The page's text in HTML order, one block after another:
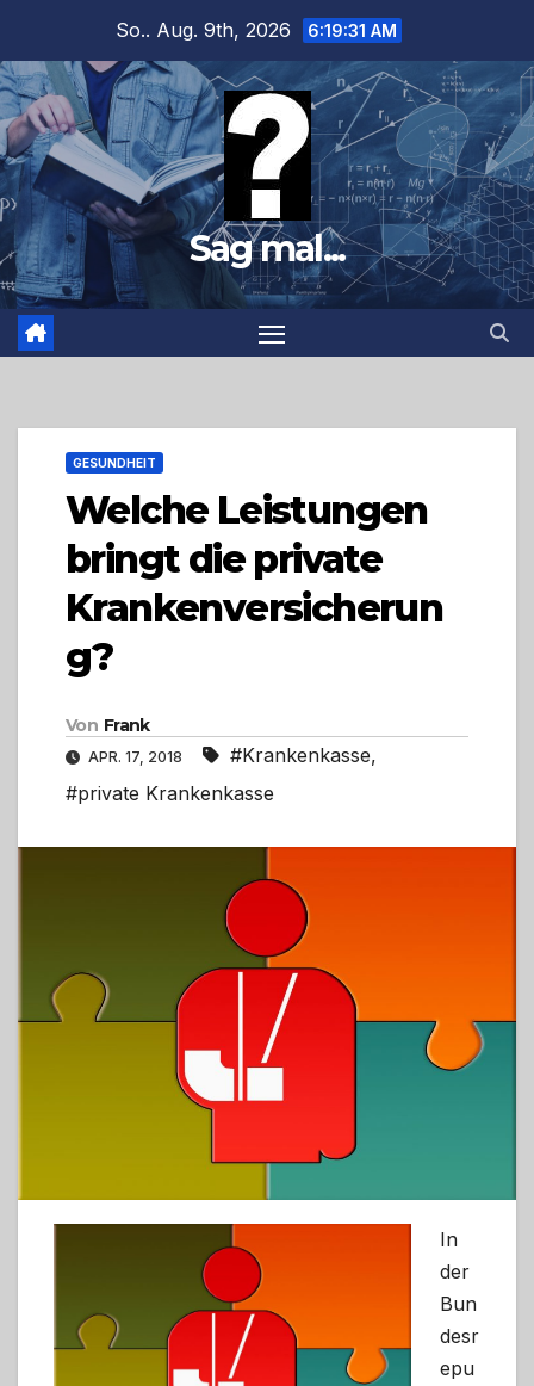
springen
So.. Aug. 9th, 2026 6:19:32 AM
Sag mal...
GESUNDHEIT
Welche Leistungen
bringt die private
Krankenversicherun
g?
Von Frank
APR. 17, 2018 #Krankenkasse,
#private Krankenkasse
In
der
Bun
desr
epu